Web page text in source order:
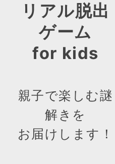
リアル脱出
ゲーム
for kids
親子で楽しむ謎
解きを
お届けします！